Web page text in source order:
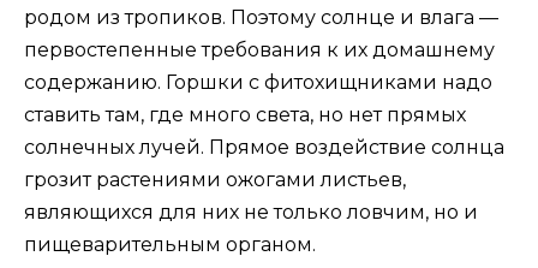
родом из тропиков. Поэтому солнце и влага —
первостепенные требования к их домашнему
содержанию. Горшки с фитохищниками надо
ставить там, где много света, но нет прямых
солнечных лучей. Прямое воздействие солнца
грозит растениями ожогами листьев,
являющихся для них не только ловчим, но и
пищеварительным органом.